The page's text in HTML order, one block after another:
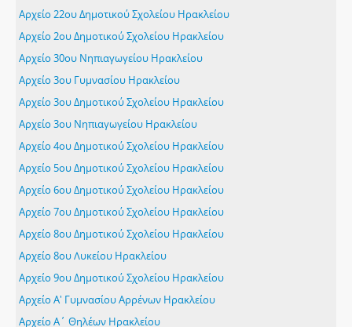
Αρχείο 22ου Δημοτικού Σχολείου Ηρακλείου
Αρχείο 2ου Δημοτικού Σχολείου Ηρακλείου
Αρχείο 30ου Νηπιαγωγείου Ηρακλείου
Αρχείο 3ου Γυμνασίου Ηρακλείου
Αρχείο 3ου Δημοτικού Σχολείου Ηρακλείου
Αρχείο 3ου Νηπιαγωγείου Ηρακλείου
Αρχείο 4ου Δημοτικού Σχολείου Ηρακλείου
Αρχείο 5ου Δημοτικού Σχολείου Ηρακλείου
Αρχείο 6ου Δημοτικού Σχολείου Ηρακλείου
Αρχείο 7ου Δημοτικού Σχολείου Ηρακλείου
Αρχείο 8ου Δημοτικού Σχολείου Ηρακλείου
Αρχείο 8ου Λυκείου Ηρακλείου
Αρχείο 9ου Δημοτικού Σχολείου Ηρακλείου
Αρχείο Α' Γυμνασίου Αρρένων Ηρακλείου
Αρχείο Α΄ Θηλέων Ηρακλείου